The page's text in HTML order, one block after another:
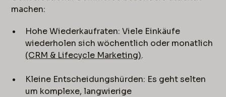
machen:
Hohe Wiederkaufraten: Viele Einkäufe
wiederholen sich wöchentlich oder monatlich
(CRM & Lifecycle Marketing).
Kleine Entscheidungshürden: Es geht selten
um komplexe, langwierige